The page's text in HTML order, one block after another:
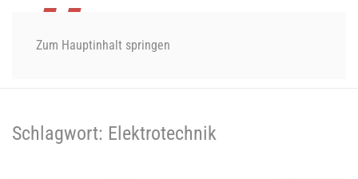
Zum Hauptinhalt springen
Schlagwort: Elektrotechnik